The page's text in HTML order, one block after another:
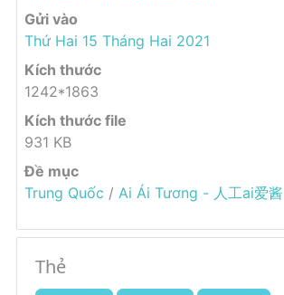
Gửi vào
Thứ Hai 15 Tháng Hai 2021
Kích thước
1242*1863
Kích thước file
931 KB
Đề mục
Trung Quốc / Ai Ái Tương - 人工ai爱酱
Thẻ